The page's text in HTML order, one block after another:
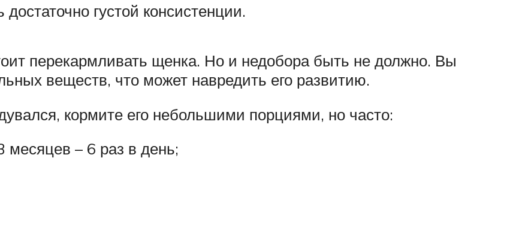
густой консистенции.
перекармливать щенка. Но и недобора быть не должно. Вы
веществ, что может навредить его развитию.
кормите его небольшими порциями, но часто:
месяцев – 6 раз в день;